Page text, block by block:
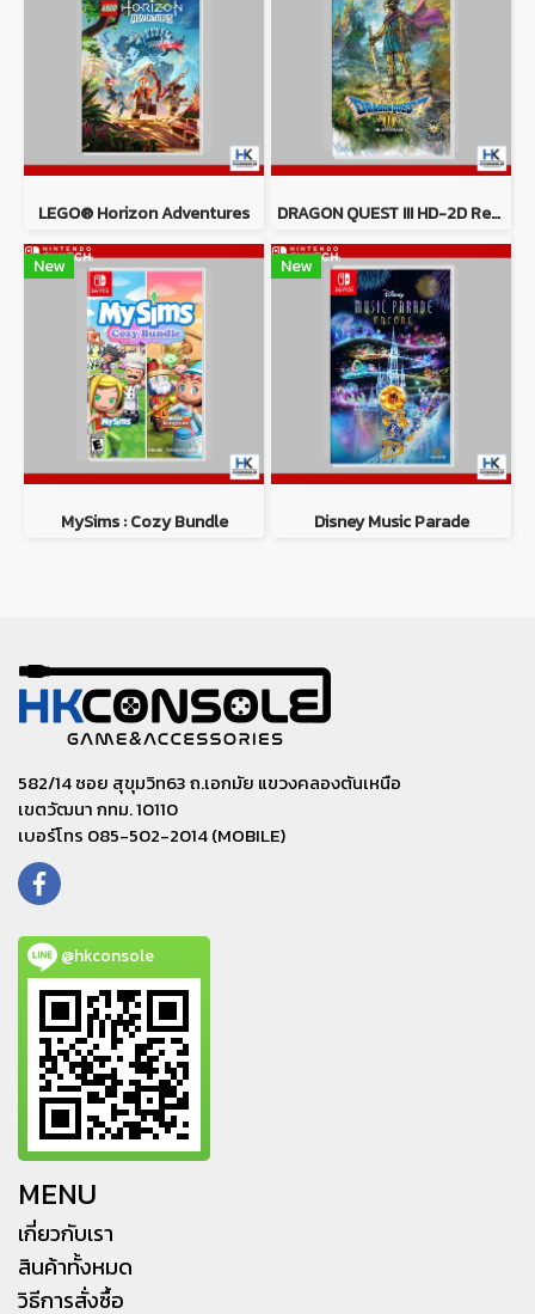
LEGO® Horizon Adventures DRAGON QUEST III HD-2D Remake
New
MySims : Cozy Bundle
New
Disney Music Parade
582/14 ซอย สุขุมวิท63 ถ.เอกมัย แขวงคลองตันเหนือ
เขตวัฒนา กทม. 10110
เบอร์โทร 085-502-2014 (MOBILE)
@hkconsole
MENU
เกี่ยวกับเรา
สินค้าทั้งหมด
วิธีการสั่งซื้อ